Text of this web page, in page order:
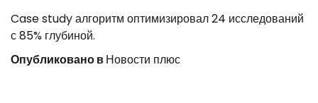
Case study алгоритм оптимизировал 24 исследований
с 85% глубиной.
Опубликовано вНовости плюс